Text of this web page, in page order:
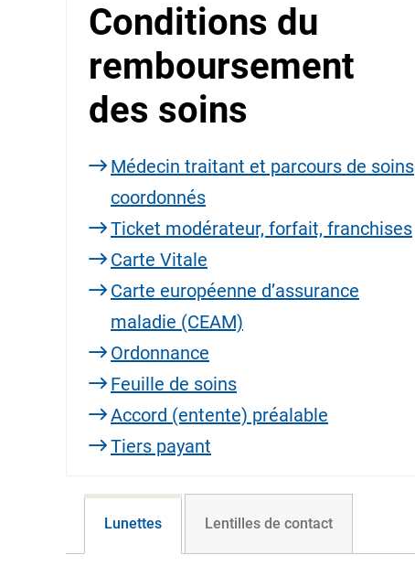
Conditions du
remboursement
des soins
Médecin traitant et parcours de soins
coordonnés
Ticket modérateur, forfait, franchises
Carte Vitale
Carte européenne d’assurance
maladie (CEAM)
Ordonnance
Feuille de soins
Accord (entente) préalable
Tiers payant
Lunettes Lentilles de contact